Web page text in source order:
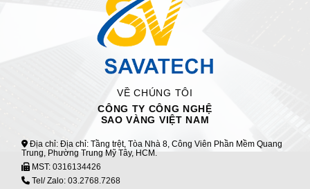
VỀ CHÚNG TÔI
CÔNG TY CÔNG NGHỆ
SAO VÀNG VIỆT NAM
Địa chỉ: Địa chỉ: Tầng trệt, Tòa Nhà 8, Công Viên Phần Mềm Quang
Trung, Phường Trung Mỹ Tây, HCM.
MST: 0316134426
Tel/ Zalo: 03.2768.7268